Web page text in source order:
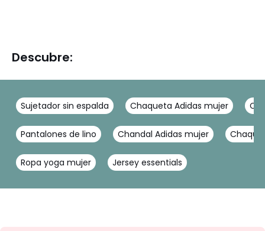
Descubre:
Sujetador sin espalda Chaqueta Adidas mujer
Pantalones de lino Chandal Adidas mujer
Ropa yoga mujer Jersey essentials